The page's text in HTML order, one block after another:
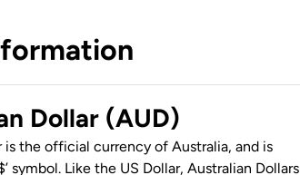
Dollar (AUD)
is the official currency of Australia, and is
symbol. Like the US Dollar, Australian Dollars